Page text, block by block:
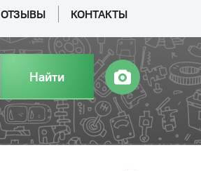
ОТЗЫВЫ КОНТАКТЫ
Найти